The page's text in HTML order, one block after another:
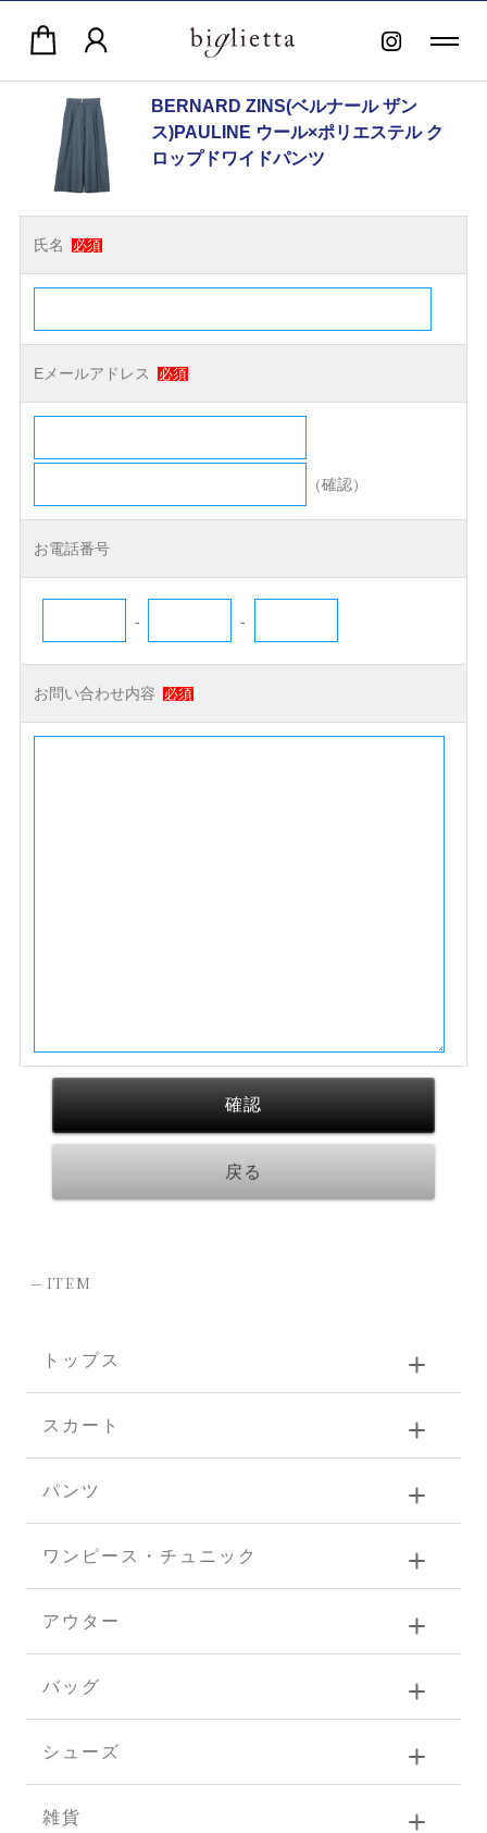
BERNARD ZINS(ベルナール ザン
ス)PAULINE ウール×ポリエステル ク
ロップドワイドパンツ
氏名 必須
Eメールアドレス 必須
（確認）
お電話番号
- -
お問い合わせ内容 必須
-ITEM
トップス
スカート
パンツ
ワンピース・チュニック
アウター
バッグ
シューズ
雑貨